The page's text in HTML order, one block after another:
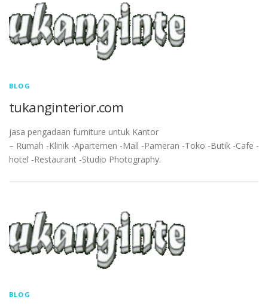
BLOG
tukanginterior.com
jasa pengadaan furniture untuk Kantor
– Rumah -Klinik -Apartemen -Mall -Pameran -Toko -Butik -Cafe -
hotel -Restaurant -Studio Photography.
BLOG